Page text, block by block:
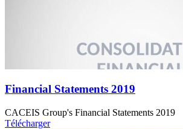
Financial Statements 2019
CACEIS Group's Financial Statements 2019
Télécharger